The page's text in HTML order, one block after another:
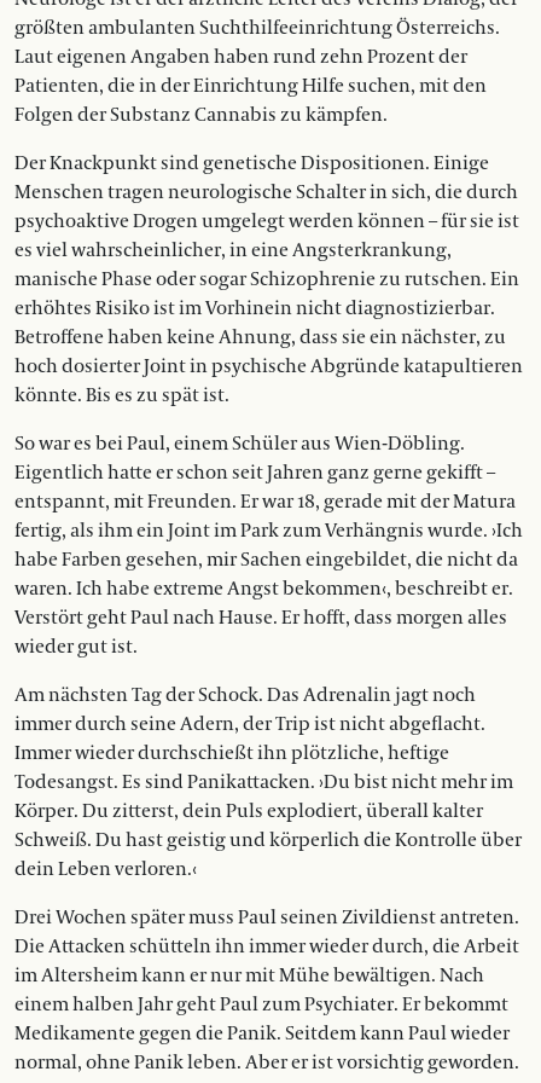
größten ambulanten Suchthilfeeinrichtung Österreichs.
Laut eigenen Angaben haben rund zehn Prozent der
Patienten, die in der Einrichtung Hilfe suchen, mit den
Folgen der Substanz Cannabis zu kämpfen.
Der Knackpunkt sind genetische Dispositionen. Einige
Menschen tragen neurologische Schalter in sich, die durch
psychoaktive Drogen umgelegt werden können – für sie ist
es viel wahrscheinlicher, in eine Angsterkrankung,
manische Phase oder sogar Schizophrenie zu rutschen. Ein
erhöhtes Risiko ist im Vorhinein nicht diagnostizierbar.
Betroffene haben keine Ahnung, dass sie ein nächster, zu
hoch dosierter Joint in psychische Abgründe katapultieren
könnte. Bis es zu spät ist.
So war es bei Paul, einem Schüler aus Wien-Döbling.
Eigentlich hatte er schon seit Jahren ganz gerne gekifft –
entspannt, mit Freunden. Er war 18, gerade mit der Matura
fertig, als ihm ein Joint im Park zum Verhängnis wurde. ›Ich
habe Farben gesehen, mir Sachen eingebildet, die nicht da
waren. Ich habe extreme Angst bekommen‹, beschreibt er.
Verstört geht Paul nach Hause. Er hofft, dass morgen alles
wieder gut ist.
Am nächsten Tag der Schock. Das Adrenalin jagt noch
immer durch seine Adern, der Trip ist nicht abgeflacht.
Immer wieder durchschießt ihn plötzliche, heftige
Todesangst. Es sind Panikattacken. ›Du bist nicht mehr im
Körper. Du zitterst, dein Puls explodiert, überall kalter
Schweiß. Du hast geistig und körperlich die Kontrolle über
dein Leben verloren.‹
Drei Wochen später muss Paul seinen Zivildienst antreten.
Die Attacken schütteln ihn immer wieder durch, die Arbeit
im Altersheim kann er nur mit Mühe bewältigen. Nach
einem halben Jahr geht Paul zum Psychiater. Er bekommt
Medikamente gegen die Panik. Seitdem kann Paul wieder
normal, ohne Panik leben. Aber er ist vorsichtig geworden.